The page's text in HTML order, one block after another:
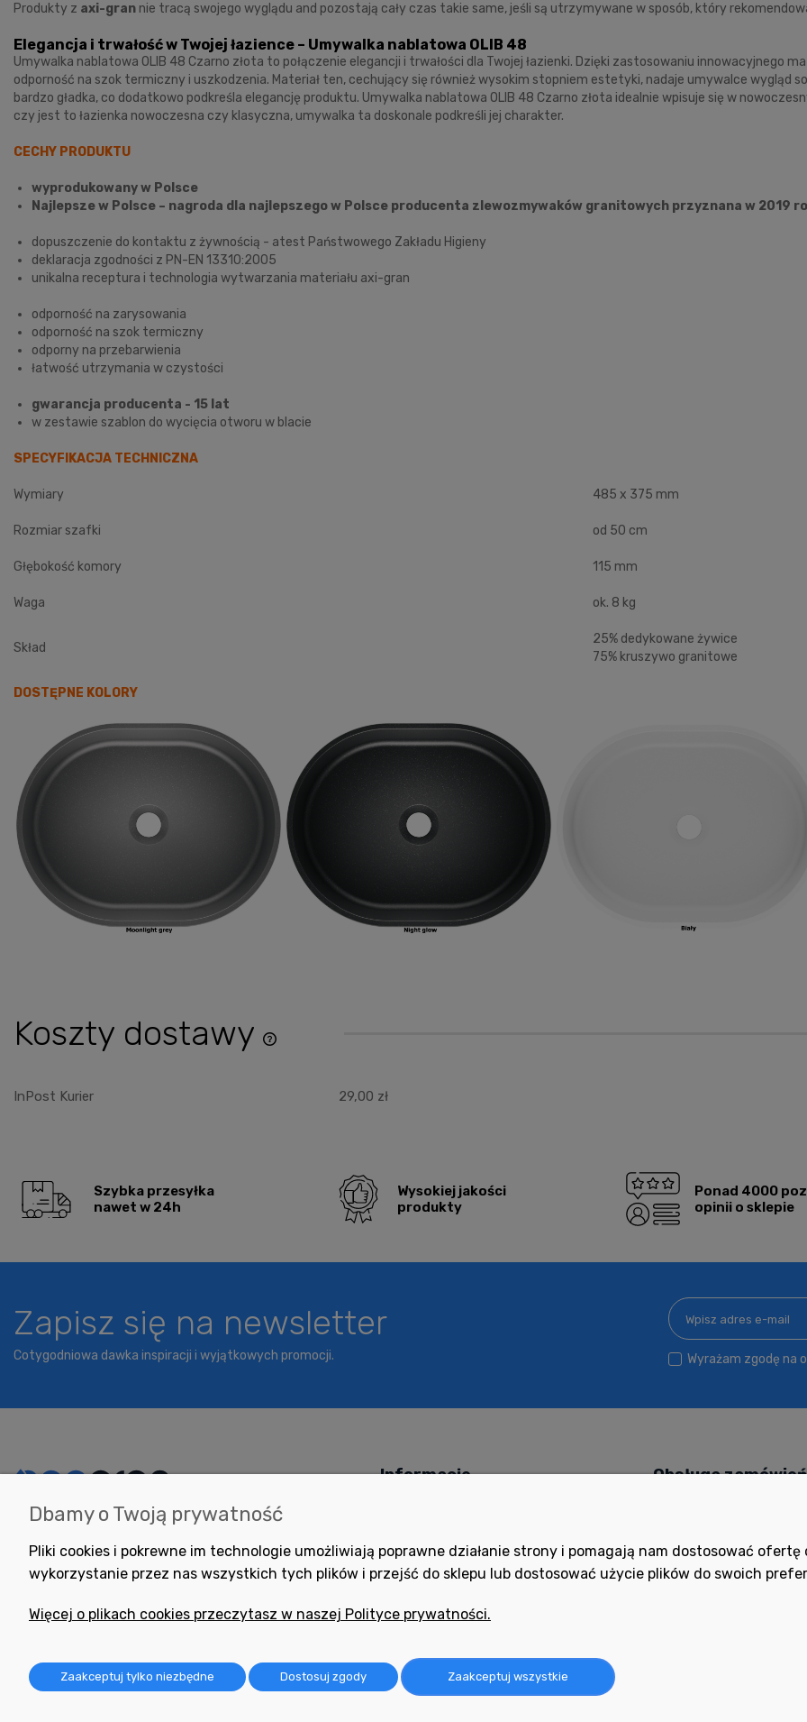
Produkty z axi-gran nie tracą swojego wyglądu and pozostają cały czas takie same, jeśli są utrzymywane w sposób, który
Elegancja i trwałość w Twojej łazience – Umywalka nablatowa OLIB 48
Umywalka nablatowa OLIB 48 Czarno złota to połączenie elegancji i trwałości dla Twojej łazienki. Dzięki zastosowaniu innowacyjnego
odporność na szok termiczny i uszkodzenia. Materiał ten, cechujący się również wysokim stopniem estetyki, nadaje umywalce wygląd
bardzo gładka, co dodatkowo podkreśla elegancję produktu. Umywalka nablatowa OLIB 48 Czarno złota idealnie wpisuje się w
czy jest to łazienka nowoczesna czy klasyczna, umywalka ta doskonale podkreśli jej charakter.
CECHY PRODUKTU
wyprodukowany w Polsce
Najlepsze w Polsce – nagroda dla najlepszego w Polsce producenta zlewozmywaków granitowych przyznana w 2019
dopuszczenie do kontaktu z żywnością - atest Państwowego Zakładu Higieny
deklaracja zgodności z PN-EN 13310:2005
unikalna receptura i technologia wytwarzania materiału axi-gran
odporność na zarysowania
odporność na szok termiczny
odporny na przebarwienia
łatwość utrzymania w czystości
gwarancja producenta - 15 lat
w zestawie szablon do wycięcia otworu w blacie
SPECYFIKACJA TECHNICZNA
Wymiary 485 x 375 mm
Rozmiar szafki od 50 cm
Głębokość komory 115 mm
Waga ok. 8 kg
Skład
25% dedykowane żywice
75% kruszywo granitowe
DOSTĘPNE KOLORY
Koszty dostawy
InPost Kurier 29,00 zł
Szybka przesyłka
nawet w 24h
Wysokiej jakości
produkty
Ponad 4000
opinii o sklepie
Zapisz się na newsletter
Cotygodniowa dawka inspiracji i wyjątkowych promocji. Wyrażam zgodę na
Potrzebujesz pomocy
+48 791 806 804
Informacje
Polityka prywatności
Pomocne filmy
Regulamin
Obsługa zamówień
Czas realizacji
Formy płatności
Dbamy o Twoją prywatność
Pliki cookies i pokrewne im technologie umożliwiają poprawne działanie strony i pomagają nam dostosować
wykorzystanie przez nas wszystkich tych plików i przejść do sklepu lub dostosować użycie plików do swoich
Więcej o plikach cookies przeczytasz w naszej Polityce prywatności.
Zaakceptuj tylko niezbędne Dostosuj zgody Zaakceptuj wszystkie